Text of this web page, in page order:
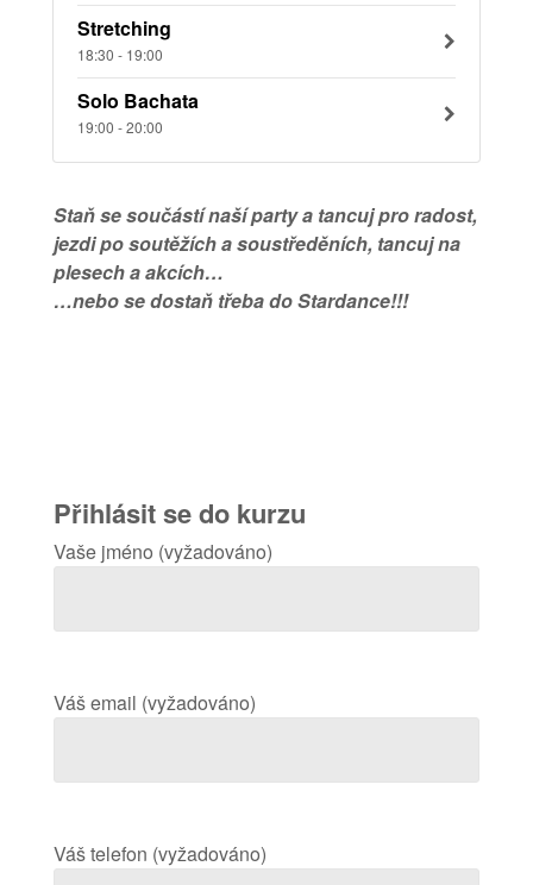
Stretching
18:30 - 19:00
Solo Bachata
19:00 - 20:00
Staň se součástí naší party a tancuj pro radost,
jezdi po soutěžích a soustředěních, tancuj na
plesech a akcích…
…nebo se dostaň třeba do Stardance!!!
Přihlásit se do kurzu
Vaše jméno (vyžadováno)
Váš email (vyžadováno)
Váš telefon (vyžadováno)